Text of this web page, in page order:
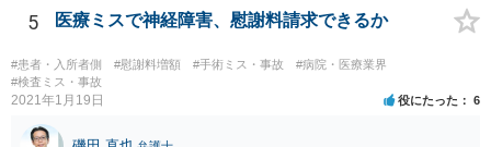
5 医療ミスで神経障害、慰謝料請求できるか
#患者・入所者側 #慰謝料増額 #手術ミス・事故
#病院・医療業界
#検査ミス・事故
2021年1月19日 役にたった 6